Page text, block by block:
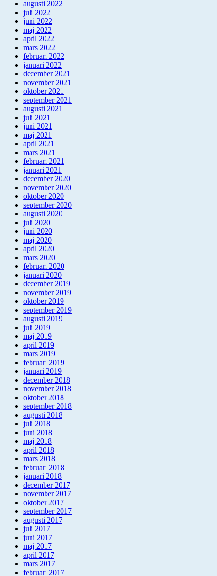
augusti 2022
juli 2022
juni 2022
maj 2022
april 2022
mars 2022
februari 2022
januari 2022
december 2021
november 2021
oktober 2021
september 2021
augusti 2021
juli 2021
juni 2021
maj 2021
april 2021
mars 2021
februari 2021
januari 2021
december 2020
november 2020
oktober 2020
september 2020
augusti 2020
juli 2020
juni 2020
maj 2020
april 2020
mars 2020
februari 2020
januari 2020
december 2019
november 2019
oktober 2019
september 2019
augusti 2019
juli 2019
maj 2019
april 2019
mars 2019
februari 2019
januari 2019
december 2018
november 2018
oktober 2018
september 2018
augusti 2018
juli 2018
juni 2018
maj 2018
april 2018
mars 2018
februari 2018
januari 2018
december 2017
november 2017
oktober 2017
september 2017
augusti 2017
juli 2017
juni 2017
maj 2017
april 2017
mars 2017
februari 2017